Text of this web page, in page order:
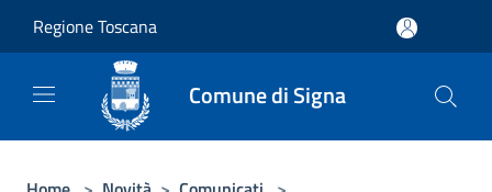
Regione Toscana
Comune di Signa